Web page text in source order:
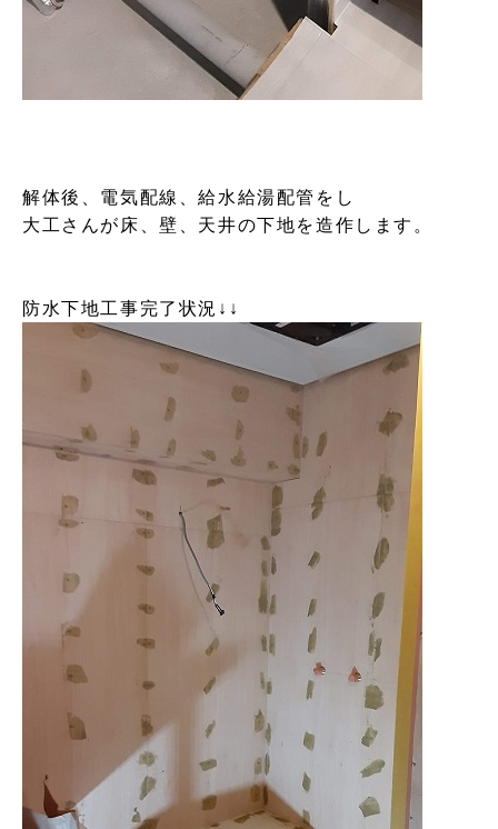
解体後、電気配線、給水給湯配管をし
大工さんが床、壁、天井の下地を造作します。
防水下地工事完了状況↓↓